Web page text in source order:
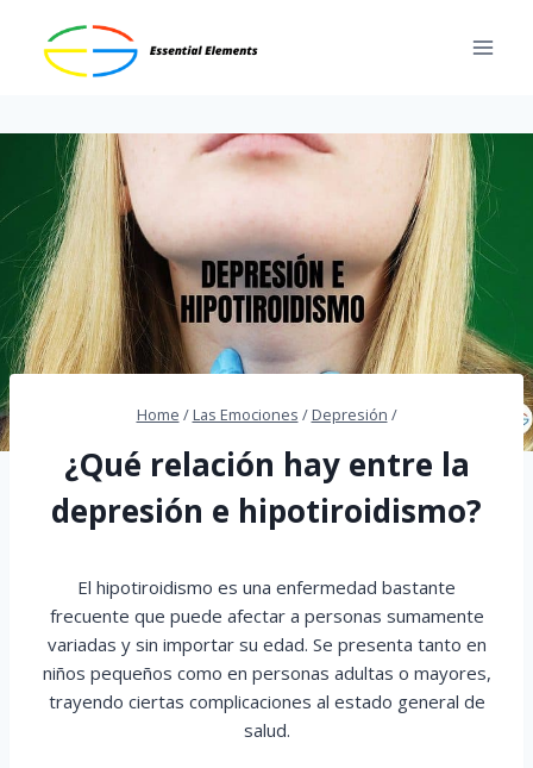
content
Home / Las Emociones / Depresión /
¿Qué relación hay entre la
depresión e hipotiroidismo?
El hipotiroidismo es una enfermedad bastante
frecuente que puede afectar a personas sumamente
variadas y sin importar su edad. Se presenta tanto en
niños pequeños como en personas adultas o mayores,
trayendo ciertas complicaciones al estado general de
salud.